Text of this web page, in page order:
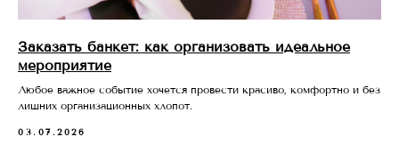
Заказать банкет: как организовать идеальное
мероприятие
Любое важное событие хочется провести красиво, комфортно и без
лишних организационных хлопот.
03.07.2026